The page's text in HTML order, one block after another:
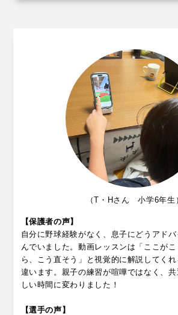
（T・Hさん 小学6年生
【保護者の声】
自分に野球経験がなく、息子にどうアド
んでいました。動画レッスンは「ここが
ら、こう直そう」と視覚的に解説してく
違います。親子の練習が喧嘩ではなく、
しい時間に変わりました！
【選手の声】